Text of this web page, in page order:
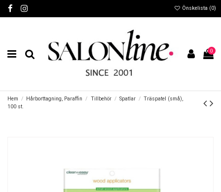
Önskelista (0)
0
Hem Hårborttagning, Paraffin Tillbehör Spatlar
Träspatel (små),
100 st.